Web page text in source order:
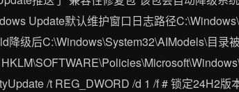
Update默认维护窗口日志路径
降级后C:\Windows\System32\AIModels\目录
/t REG_DWORD /d 1 /f # 锁定24H2